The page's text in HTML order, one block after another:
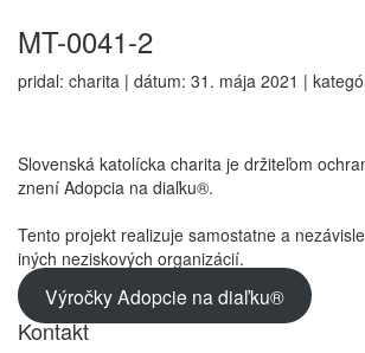
MT-0041-2
pridal: charita | dátum: 31. mája 2021 |
Slovenská katolícka charita je držiteľom
znení Adopcia na diaľku®.
Tento projekt realizuje samostatne a
iných neziskových organizácií.
Výročky Adopcie na diaľku®
Kontakt